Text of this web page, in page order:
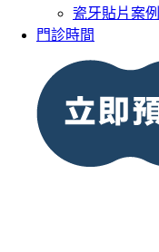
瓷牙貼片案例
門診時間